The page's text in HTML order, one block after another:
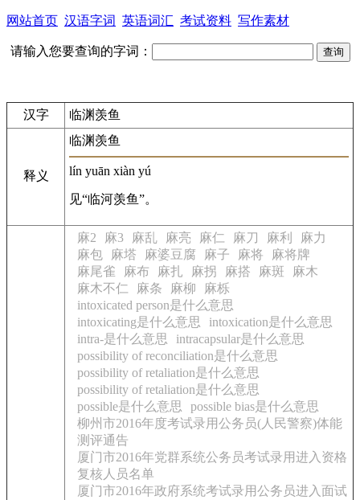
网站首页 汉语字词 英语词汇 考试资料 写作素材
请输入您要查询的字词：
汉字 临渊羡鱼
释义
临渊羡鱼
lín yuān xiàn yú
见“临河羡鱼”。
麻2 麻3 麻乱 麻亮 麻仁 麻刀 麻利
麻力
麻包
麻塔 麻婆豆腐 麻子 麻将
麻将牌
麻尾雀
麻布 麻扎 麻拐 麻搭 麻斑
麻木
麻木不仁
麻条 麻柳
麻栎
intoxicated person是什么意思
intoxicating是什么意思
intoxication是什么意思
intra-是什么意思
intracapsular是什么意思
possibility of reconciliation是什么意思
possibility of retaliation是什么意思
possibility of retaliation是什么意思
possible是什么意思
possible bias是什么意思
柳州市2016年度考试录用公务员(人民警察)体能
测评通告
厦门市2016年党群系统公务员考试录用进入资格
复核人员名单
厦门市2016年政府系统考试录用公务员进入面试